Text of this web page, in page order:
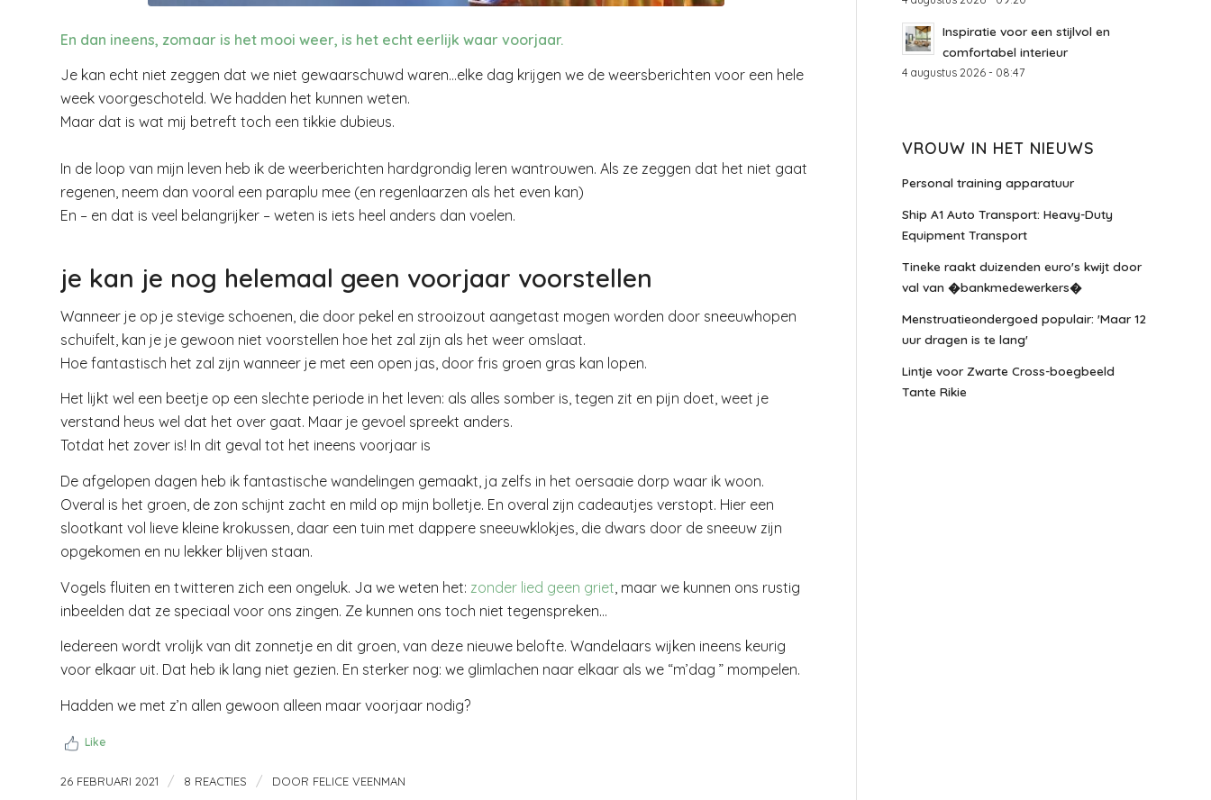
En dan ineens, zomaar is het mooi weer, is het echt eerlijk waar voorjaar.
Je kan echt niet zeggen dat we niet gewaarschuwd waren…elke dag krijgen we de weersberichten voor een hele
week voorgeschoteld. We hadden het kunnen weten.
Maar dat is wat mij betreft toch een tikkie dubieus.
In de loop van mijn leven heb ik de weerberichten hardgrondig leren wantrouwen. Als ze zeggen dat het niet gaat
regenen, neem dan vooral een paraplu mee (en regenlaarzen als het even kan)
En – en dat is veel belangrijker – weten is iets heel anders dan voelen.
je kan je nog helemaal geen voorjaar voorstellen
Wanneer je op je stevige schoenen, die door pekel en strooizout aangetast mogen worden door sneeuwhopen
schuifelt, kan je je gewoon niet voorstellen hoe het zal zijn als het weer omslaat.
Hoe fantastisch het zal zijn wanneer je met een open jas, door fris groen gras kan lopen.
Het lijkt wel een beetje op een slechte periode in het leven: als alles somber is, tegen zit en pijn doet, weet je
verstand heus wel dat het over gaat. Maar je gevoel spreekt anders.
Totdat het zover is! In dit geval tot het ineens voorjaar is
De afgelopen dagen heb ik fantastische wandelingen gemaakt, ja zelfs in het oersaaie dorp waar ik woon.
Overal is het groen, de zon schijnt zacht en mild op mijn bolletje. En overal zijn cadeautjes verstopt. Hier een
slootkant vol lieve kleine krokussen, daar een tuin met dappere sneeuwklokjes, die dwars door de sneeuw zijn
opgekomen en nu lekker blijven staan.
Vogels fluiten en twitteren zich een ongeluk. Ja we weten het: zonder lied geen griet , maar we kunnen ons rustig
inbeelden dat ze speciaal voor ons zingen. Ze kunnen ons toch niet tegenspreken…
Iedereen wordt vrolijk van dit zonnetje en dit groen, van deze nieuwe belofte. Wandelaars wijken ineens keurig
voor elkaar uit. Dat heb ik lang niet gezien. En sterker nog: we glimlachen naar elkaar als we “m’dag ” mompelen.
Hadden we met z’n allen gewoon alleen maar voorjaar nodig?
Like
26 FEBRUARI 2021 / 8 REACTIES / DOOR FELICE VEENMAN
Inspiratie voor een stijlvol en
comfortabel interieur
4 augustus 2026 - 08:47
VROUW IN HET NIEUWS
Personal training apparatuur
Ship A1 Auto Transport: Heavy-Duty
Equipment Transport
Tineke raakt duizenden euro's kwijt door
val van �bankmedewerkers�
Menstruatieondergoed populair: 'Maar 12
uur dragen is te lang'
Lintje voor Zwarte Cross-boegbeeld
Tante Rikie